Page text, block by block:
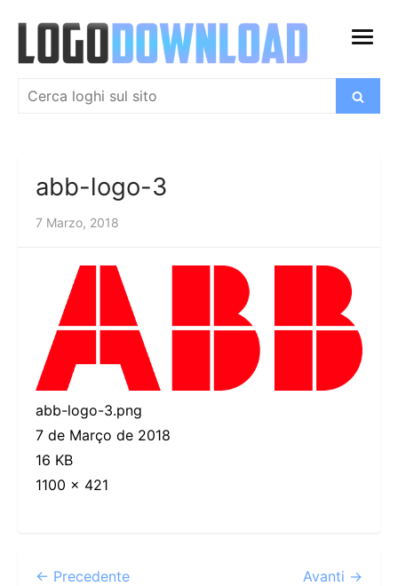
contenuto
apri
Cerca:
Cerca
abb-logo-3
7 Marzo, 2018
abb-logo-3.png
7 de Março de 2018
16 KB
1100 × 421
← Precedente Avanti →